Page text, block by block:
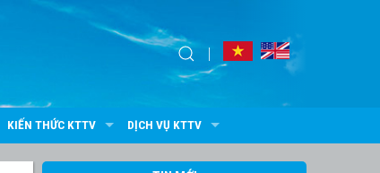
KIẾN THỨC KTTV DỊCH VỤ KTTV